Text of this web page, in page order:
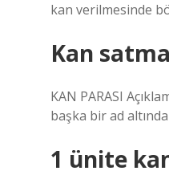
kan verilmesinde
Kan
KAN PARASI
başka bir ad
1 ünite